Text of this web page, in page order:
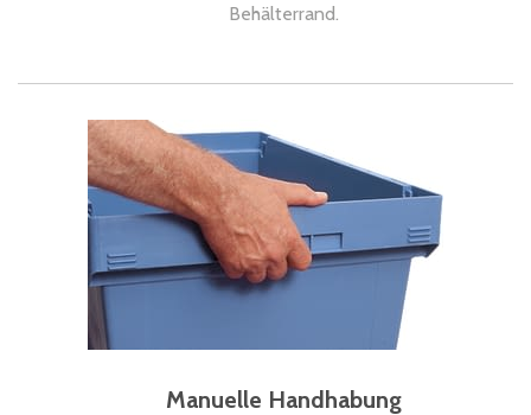
Behälterrand.
Manuelle Handhabung